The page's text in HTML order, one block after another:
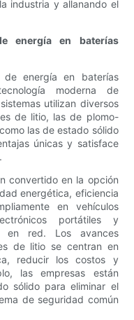
industria y allanando el
energía en baterías
de energía en baterías
moderna de
utilizan diversos
de litio, las de plomo-
las de estado sólido
únicas y satisface
convertido en la opción
energética, eficiencia
en vehículos
portátiles y
en red. Los avances
de litio se centran en
reducir los costos y
las empresas están
sólido para eliminar el
de seguridad común